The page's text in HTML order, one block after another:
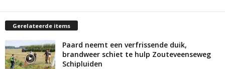
Gerelateerde items
Paard neemt een verfrissende duik,
brandweer schiet te hulp Zouteveenseweg
Schipluiden